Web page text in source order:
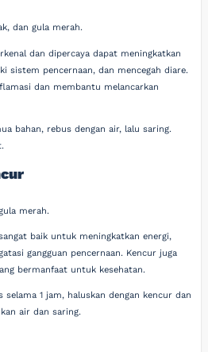
dan gula merah.
dan dipercaya dapat meningkatkan
sistem pencernaan, dan mencegah diare.
dan membantu melancarkan
bahan, rebus dengan air, lalu saring.
merah.
baik untuk meningkatkan energi,
gangguan pencernaan. Kencur juga
bermanfaat untuk kesehatan.
selama 1 jam, haluskan dengan kencur dan
air dan saring.